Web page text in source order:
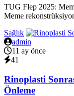
TUG Flep 2025:
Meme
Sağlık
admin
11 ay önce
41
Rinoplasti
Önleme